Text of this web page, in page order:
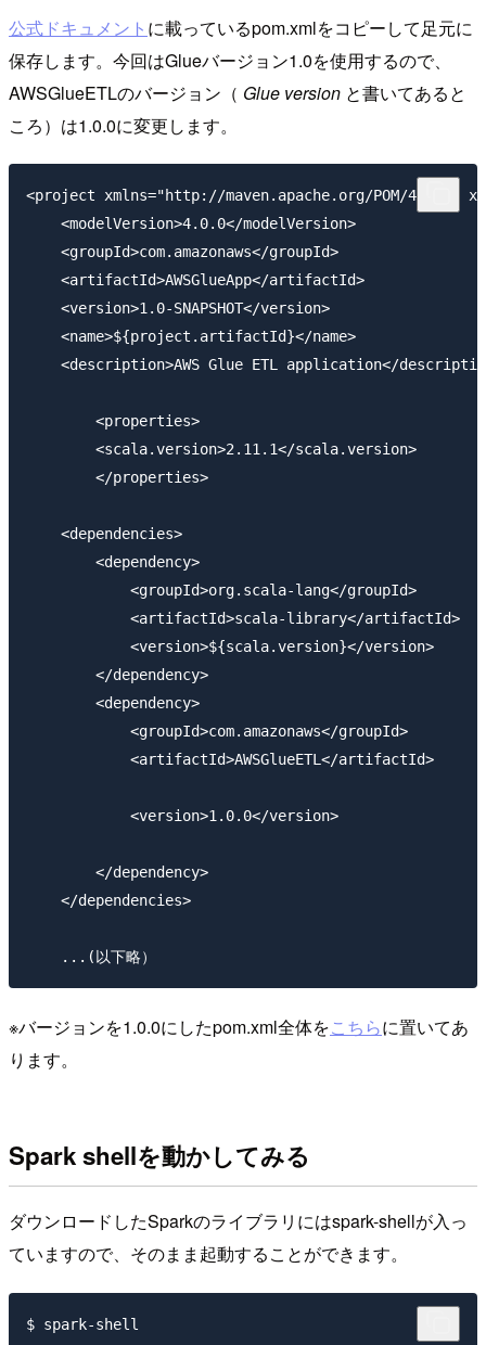
公式ドキュメント に載っているpom.xmlをコピーして足元に
保存します。今回はGlueバージョン1.0を使用するので、
AWSGlueETLのバージョン（ Glue version と書いてあると
ころ）は1.0.0に変更します。
<project xmlns="http://maven.apache.org/POM/4.0.0"
    <modelVersion>4.0.0</modelVersion>
    <groupId>com.amazonaws</groupId>
    <artifactId>AWSGlueApp</artifactId>
    <version>1.0-SNAPSHOT</version>
    <name>${project.artifactId}</name>
<description>AWS Glue ETL application</
        <properties>
        <scala.version>2.11.1</scala.version>
        </properties>
    <dependencies>
        <dependency>
            <groupId>org.scala-lang</groupId>
            <artifactId>scala-library</artifactId>
            <version>${scala.version}</version>
        </dependency>
        <dependency>
            <groupId>com.amazonaws</groupId>
            <artifactId>AWSGlueETL</artifactId>
            <version>1.0.0</version>
        </dependency>
    </dependencies>
※バージョンを1.0.0にしたpom.xml全体をこちらに置いてあ
ります。
Spark shellを動かしてみる
ダウンロードしたSparkのライブラリにはspark-shellが入っ
ていますので、そのまま起動することができます。
$ spark-shell